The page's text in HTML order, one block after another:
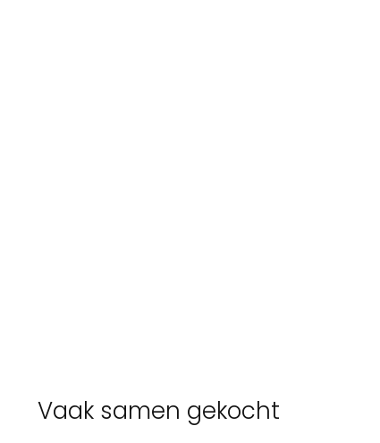
Vaak samen gekocht